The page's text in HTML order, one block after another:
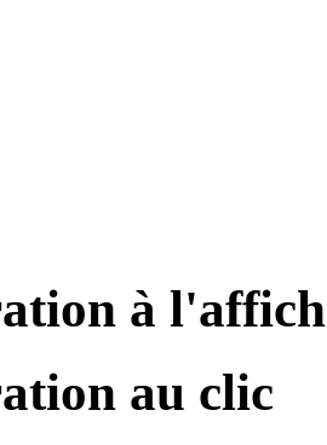
à
au clic